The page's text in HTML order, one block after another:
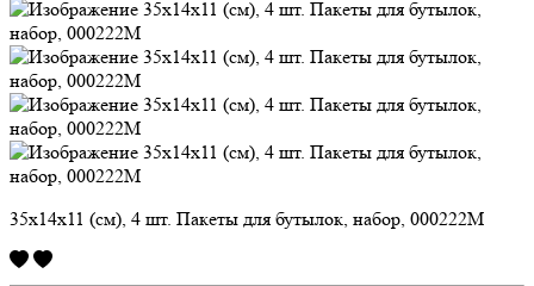
35х14х11 (см), 4 шт. Пакеты для бутылок, набор, 000222M